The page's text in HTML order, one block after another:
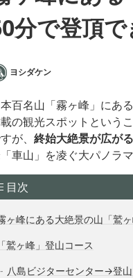
分で登頂
ヨシダケン
百名山「霧ヶ峰」にあ
の観光スポットという
が、 終始大絶景が広が
車山」を凌ぐ大パノラマ
目次
ヶ峰にある大絶景の山「鷲ヶ
「鷲ヶ峰」登山コース
八島ビジターセンター→登